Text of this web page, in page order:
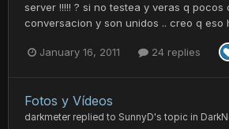
server !!!!! ? si no testea y veras q
conversacion y son unidos .. creo q eso
January 16, 2011 24 replies
Fotos y Vídeos
darkmeter replied to SunnyD's topic in